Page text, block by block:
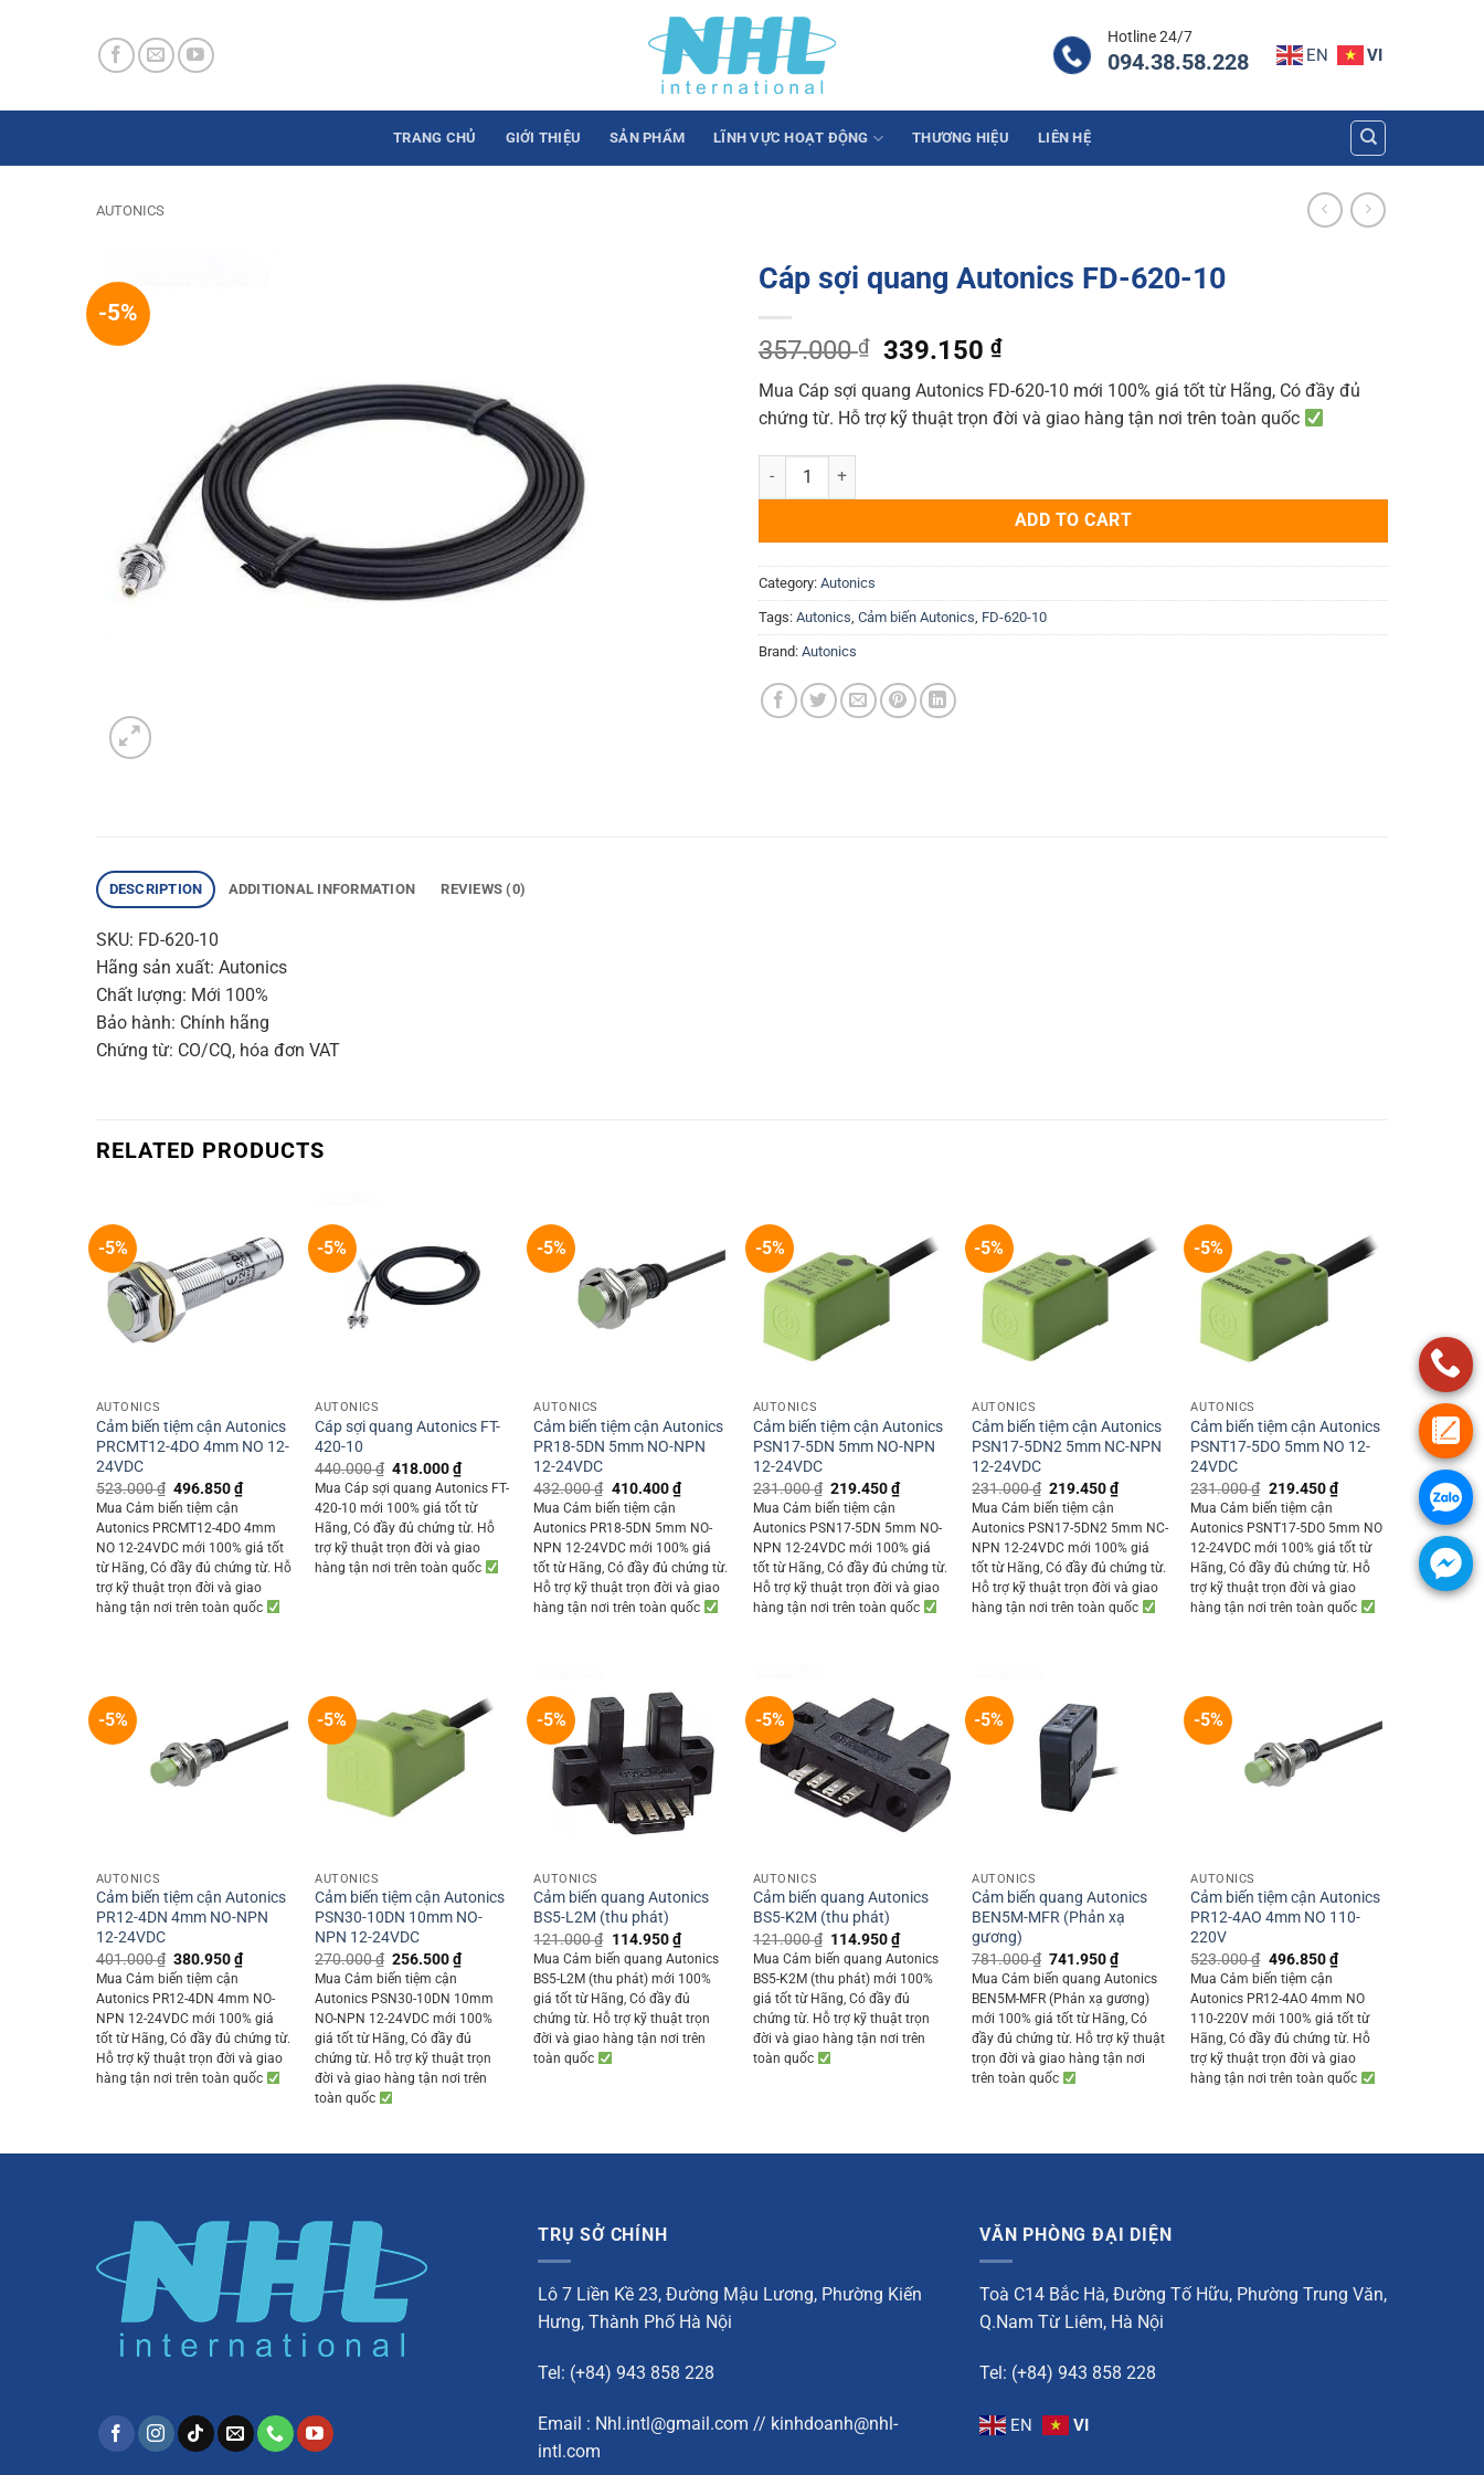
Hotline 24/7
094.38.58.228 EN VI
TRANG CHỦ GIỚI THIỆU SẢN PHẨM LĨNH VỰC HOẠT ĐỘNG THƯƠNG HIỆU LIÊN HỆ
AUTONICS
-5%
Cáp sợi quang Autonics FD-620-10
357.000₫
Original
price
was:
357.000 ₫.
339.150₫Current
price
is:
339.150 ₫.
Mua Cáp sợi quang Autonics FD-620-10 mới 100% giá tốt từ Hãng, Có đầy đủ
chứng từ. Hỗ trợ kỹ thuật trọn đời và giao hàng tận nơi trên toàn quốc
Cáp sợi quang Autonics FD-620-10 quantity
ADD TO CART
Category: Autonics
Tags: Autonics Cảm biến Autonics FD-620-10
Brand: Autonics
DESCRIPTION ADDITIONAL INFORMATION REVIEWS (0)
SKU: FD-620-10
Hãng sản xuất: Autonics
Chất lượng: Mới 100%
Bảo hành: Chính hãng
Chứng từ: CO/CQ, hóa đơn VAT
RELATED PRODUCTS
-5%
AUTONICS
Cảm biến tiệm cận Autonics
PRCMT12-4DO 4mm NO 12-
24VDC
523.000₫ Original
price
was:
523.000 ₫.
496.850₫Current
price
is:
496.850 ₫.
Mua Cảm biến tiệm cận
Autonics PRCMT12-4DO 4mm
NO 12-24VDC mới 100% giá tốt
từ Hãng, Có đầy đủ chứng từ. Hỗ
trợ kỹ thuật trọn đời và giao
hàng tận nơi trên toàn quốc
-5%
AUTONICS
Cáp sợi quang Autonics FT-
420-10
440.000₫ Original
price
was:
440.000 ₫.
418.000₫Current
price
is:
418.000 ₫.
Mua Cáp sợi quang Autonics FT-
420-10 mới 100% giá tốt từ
Hãng, Có đầy đủ chứng từ. Hỗ
trợ kỹ thuật trọn đời và giao
hàng tận nơi trên toàn quốc
-5%
AUTONICS
Cảm biến tiệm cận Autonics
PR18-5DN 5mm NO-NPN
12-24VDC
432.000₫ Original
price
was:
432.000 ₫.
410.400₫Current
price
is:
410.400 ₫.
Mua Cảm biến tiệm cận
Autonics PR18-5DN 5mm NO-
NPN 12-24VDC mới 100% giá
tốt từ Hãng, Có đầy đủ chứng từ.
Hỗ trợ kỹ thuật trọn đời và giao
hàng tận nơi trên toàn quốc
-5%
AUTONICS
Cảm biến tiệm cận Autonics
PSN17-5DN 5mm NO-NPN
12-24VDC
231.000₫ Original
price
was:
231.000 ₫.
219.450₫Current
price
219.450 ₫.
Mua Cảm biến tiệm cận
Autonics PSN17-5DN 5mm NO-
NPN 12-24VDC mới 100% giá
tốt từ Hãng, Có đầy đủ chứng từ.
Hỗ trợ kỹ thuật trọn đời và giao
hàng tận nơi trên toàn quốc
-5%
AUTONICS
Cảm biến tiệm cận Autonics
PSN17-5DN2 5mm NC-NPN
12-24VDC
231.000₫ Original
price
was:
231.000 ₫.
219.450₫Current
price
219.450 ₫.
Mua Cảm biến tiệm cận
Autonics PSN17-5DN2 5mm NC-
NPN 12-24VDC mới 100% giá
tốt từ Hãng, Có đầy đủ chứng từ.
Hỗ trợ kỹ thuật trọn đời và giao
hàng tận nơi trên toàn quốc
-5%
AUTONICS
Cảm biến tiệm cận Autonics
PSNT17-5DO 5mm NO 12-
24VDC
231.000₫ Original
price
was:
231.000 ₫.
219.450₫Current
price
219.450 ₫.
Mua Cảm biến tiệm cận
Autonics PSNT17-5DO 5mm NO
12-24VDC mới 100% giá tốt từ
Hãng, Có đầy đủ chứng từ. Hỗ
trợ kỹ thuật trọn đời và giao
hàng tận nơi trên toàn quốc
-5%
AUTONICS
Cảm biến tiệm cận Autonics
PR12-4DN 4mm NO-NPN
12-24VDC
401.000₫ Original
price
was:
401.000 ₫.
380.950₫Current
price
is:
380.950 ₫.
Mua Cảm biến tiệm cận
Autonics PR12-4DN 4mm NO-
NPN 12-24VDC mới 100% giá
tốt từ Hãng, Có đầy đủ chứng từ.
Hỗ trợ kỹ thuật trọn đời và giao
hàng tận nơi trên toàn quốc
-5%
AUTONICS
Cảm biến tiệm cận Autonics
PSN30-10DN 10mm NO-
NPN 12-24VDC
270.000₫ Original
price
was:
270.000 ₫.
256.500₫Current
price
is:
256.500 ₫.
Mua Cảm biến tiệm cận
Autonics PSN30-10DN 10mm
NO-NPN 12-24VDC mới 100%
giá tốt từ Hãng, Có đầy đủ
chứng từ. Hỗ trợ kỹ thuật trọn
đời và giao hàng tận nơi trên
toàn quốc
-5%
AUTONICS
Cảm biến quang Autonics
BS5-L2M (thu phát)
121.000₫ Original
price
was:
121.000 ₫.
114.950₫Current
price
is:
114.950 ₫.
Mua Cảm biến quang Autonics
BS5-L2M (thu phát) mới 100%
giá tốt từ Hãng, Có đầy đủ
chứng từ. Hỗ trợ kỹ thuật trọn
đời và giao hàng tận nơi trên
toàn quốc
-5%
AUTONICS
Cảm biến quang Autonics
BS5-K2M (thu phát)
121.000₫ Original
price
was:
121.000 ₫.
114.950₫Current
price
is:
114.950 ₫.
Mua Cảm biến quang Autonics
BS5-K2M (thu phát) mới 100%
giá tốt từ Hãng, Có đầy đủ
chứng từ. Hỗ trợ kỹ thuật trọn
đời và giao hàng tận nơi trên
toàn quốc
-5%
AUTONICS
Cảm biến quang Autonics
BEN5M-MFR (Phản xạ
gương)
781.000₫ Original
price
was:
781.000 ₫.
741.950₫Current
price
is:
741.950 ₫.
Mua Cảm biến quang Autonics
BEN5M-MFR (Phản xạ gương)
mới 100% giá tốt từ Hãng, Có
đầy đủ chứng từ. Hỗ trợ kỹ thuật
trọn đời và giao hàng tận nơi
trên toàn quốc
-5%
AUTONICS
Cảm biến tiệm cận Autonics
PR12-4AO 4mm NO 110-
220V
523.000₫ Original
price
was:
523.000 ₫.
496.850₫Current
price
is:
496.850 ₫.
Mua Cảm biến tiệm cận
Autonics PR12-4AO 4mm NO
110-220V mới 100% giá tốt từ
Hãng, Có đầy đủ chứng từ. Hỗ
trợ kỹ thuật trọn đời và giao
hàng tận nơi trên toàn quốc
TRỤ SỞ CHÍNH
Lô 7 Liền Kề 23, Đường Mậu Lương, Phường Kiến
Hưng, Thành Phố Hà Nội
Tel: (+84) 943 858 228
Email : Nhl.intl@gmail.com // kinhdoanh@nhl-
intl.com
VĂN PHÒNG ĐẠI DIỆN
Toà C14 Bắc Hà, Đường Tố Hữu, Phường Trung Văn,
Q.Nam Từ Liêm, Hà Nội
Tel: (+84) 943 858 228
EN VI